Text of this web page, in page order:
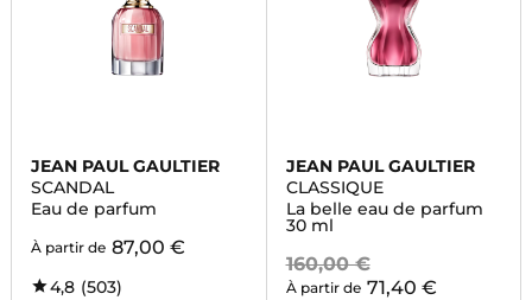
JEAN PAUL GAULTIER
SCANDAL
Eau de parfum
À partir de 87,00 €
4,8 (503)
JEAN PAUL GAULTIER
CLASSIQUE
La belle eau de parfum
30 ml
160,00 €
À partir de 71,40 €